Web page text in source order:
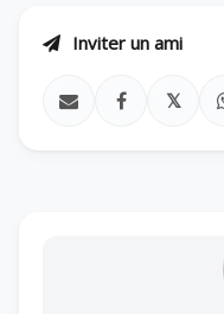
Inviter un ami
𝕏